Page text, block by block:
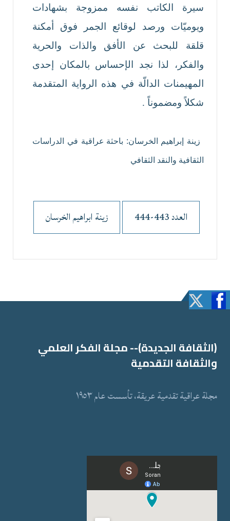
سيرة الكاتب نفسه ممزوجة بشهادات
ويوميّات ورصد لوقائع الجمر فوق أمكنة
قلقة للبحث عن الأفق والذات والحرية
والفكر، لذا نجد الإحساس بالمكان إحدى
المهيمنات الدالّة في هذه الرواية المتقدمة
شكلاً ومضموناً .
زينة إبراهيم الخرسان: باحثة عراقية في الدراسات
الثقافية والنقد الثقافي
العدد 443-444 زينة ابراهيم الخرسان
(الثقافة الجدیدة)-- مجلة الفكر العلمي
والثقافة التقدمیة
مجلة عراقیة تقدمیة عریقة، تأسست عام ١٩٥٣